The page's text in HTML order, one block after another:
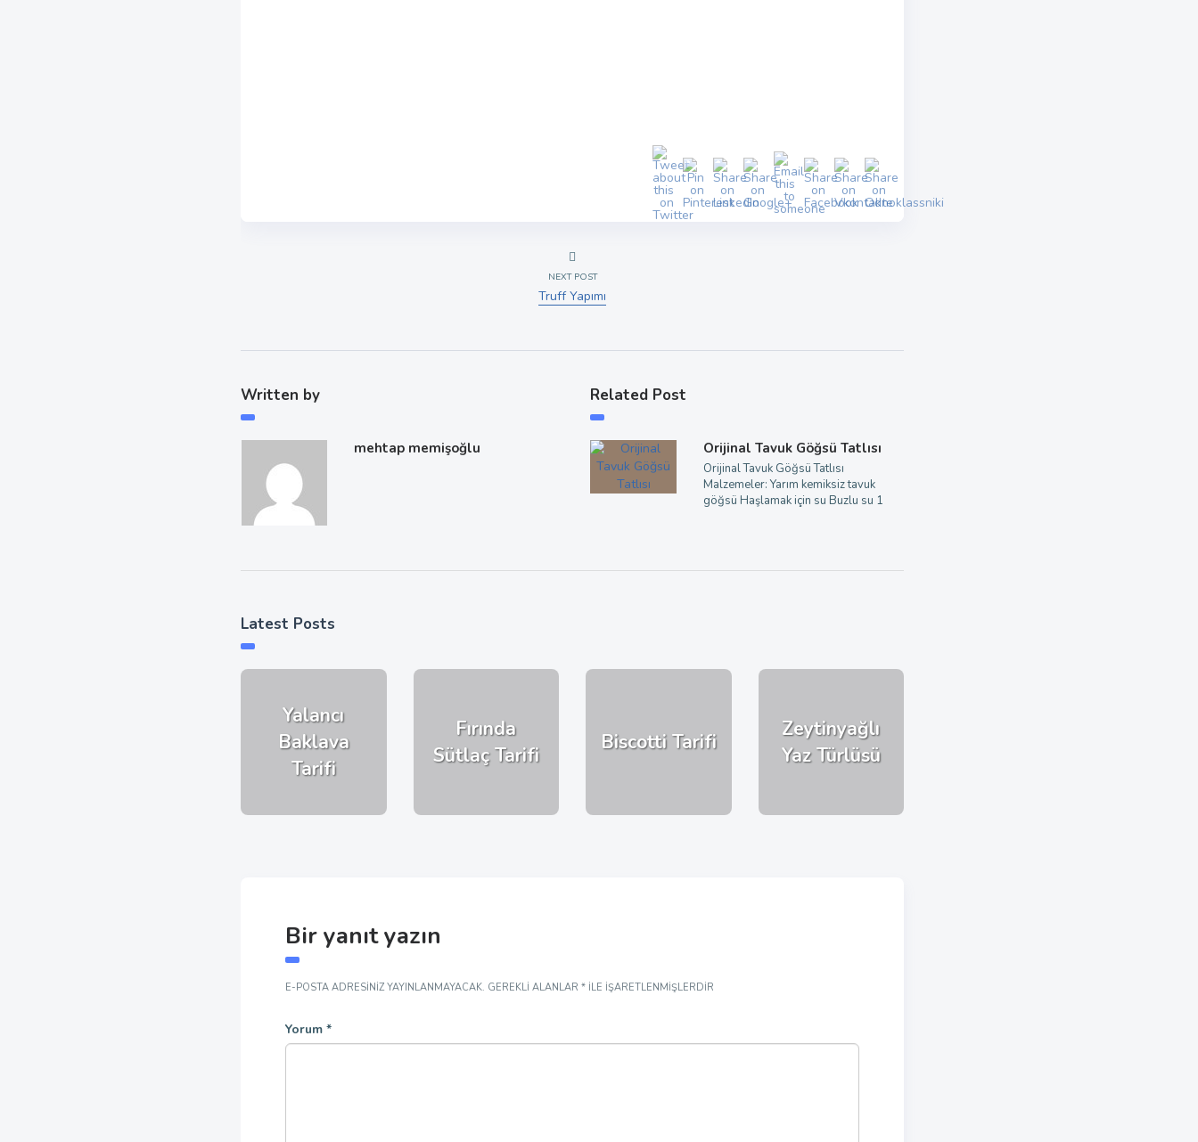
NEXT POST
Truff Yapımı
Written by
mehtap memişoğlu
Related Post
Orijinal Tavuk Göğsü Tatlısı
Orijinal Tavuk Göğsü Tatlısı
Malzemeler: Yarım kemiksiz tavuk
göğsü Haşlamak için su Buzlu su 1
Latest Posts
Yalancı
Baklava
Tarifi
Fırında
Sütlaç Tarifi
Biscotti Tarifi
Zeytinyağlı
Yaz Türlüsü
Bir yanıt yazın
E-POSTA ADRESINIZ YAYINLANMAYACAK. GEREKLI ALANLAR * ILE IŞARETLENMIŞLERDIR
Yorum *